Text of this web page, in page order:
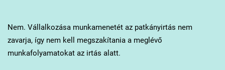
Nem. Vállalkozása munkamenetét az patkányirtás nem
zavarja, így nem kell megszakítania a meglévő
munkafolyamatokat az irtás alatt.